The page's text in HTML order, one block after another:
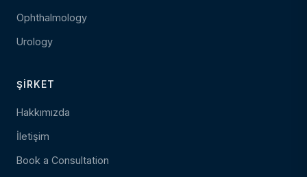
Ophthalmology
Urology
ŞIRKET
Hakkımızda
İletişim
Book a Consultation